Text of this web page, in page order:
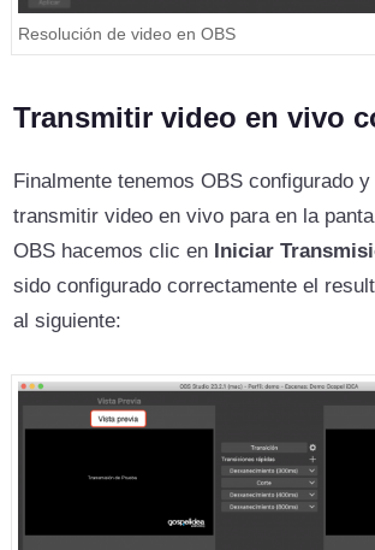
Resolución de video en OBS
Transmitir video en vivo
Finalmente tenemos OBS configurado
transmitir video en vivo para en la
OBS hacemos clic en Iniciar
sido configurado correctamente el
al siguiente: